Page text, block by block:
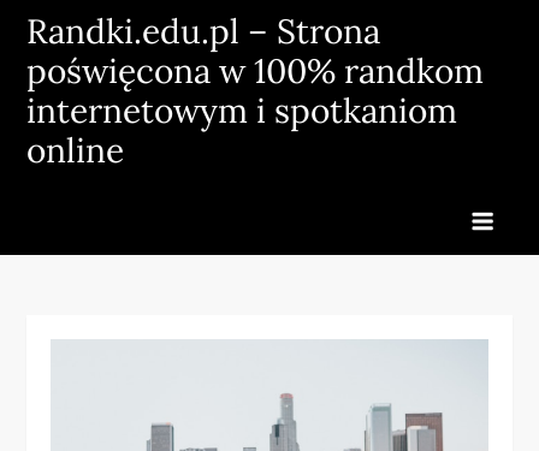
Skip
content
Randki.edu.pl – Strona
poświęcona w 100% randkom
internetowym i spotkaniom
online